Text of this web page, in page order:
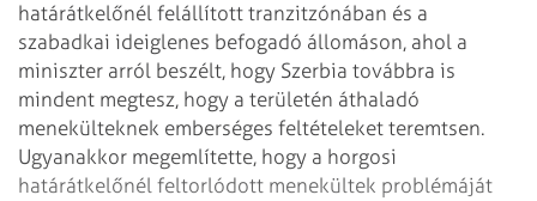
határátkelőnél felállított tranzitzónában és a
szabadkai ideiglenes befogadó állomáson, ahol a
miniszter arról beszélt, hogy Szerbia továbbra is
mindent megtesz, hogy a területén áthaladó
menekülteknek emberséges feltételeket teremtsen.
Ugyanakkor megemlítette, hogy a horgosi
határátkelőnél feltorlódott menekültek problémáját